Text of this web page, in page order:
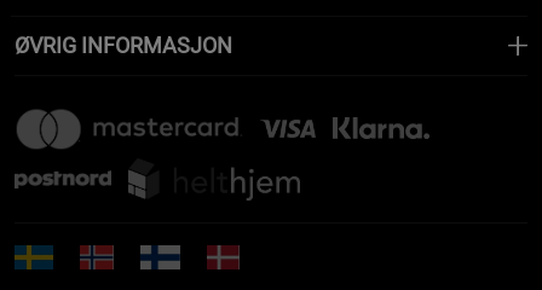
ØVRIG INFORMASJON